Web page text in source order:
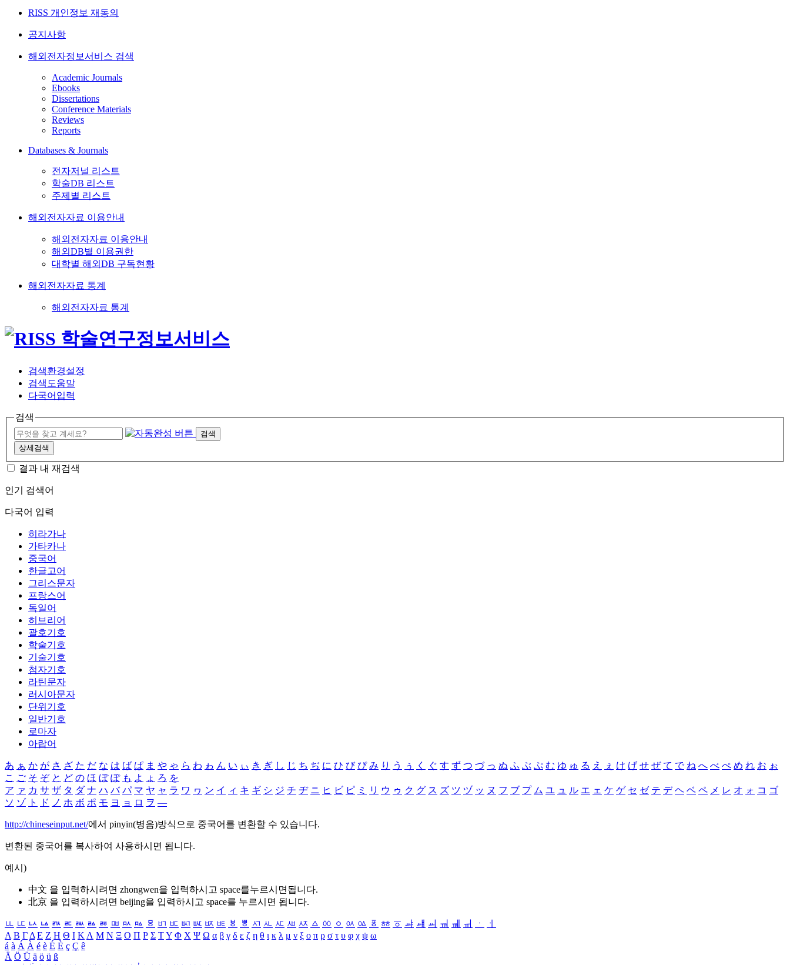
RISS 개인정보 재동의
공지사항
해외전자정보서비스 검색
Academic Journals
Ebooks
Dissertations
Conference Materials
Reviews
Reports
Databases & Journals
전자저널 리스트
학술DB 리스트
주제별 리스트
해외전자자료 이용안내
해외전자자료 이용안내
해외DB별 이용권한
대학별 해외DB 구독현황
해외전자자료 통계
해외전자자료 통계
검색환경설정
검색도움말
다국어입력
검색
검색
상세검색
결과 내 재검색
인기 검색어
다국어 입력
히라가나
가타카나
중국어
한글고어
그리스문자
프랑스어
독일어
히브리어
괄호기호
학술기호
기술기호
첨자기호
라틴문자
러시아문자
단위기호
일반기호
로마자
아랍어
あ ぁ か が さ ざ た だ な は ば ぱ ま や ゃ ら わ ゎ ん い ぃ き ぎ し じ ち ぢ に ひ び ぴ み り う ぅ く ぐ す ず つ づ っ ぬ ふ ぶ ぷ む ゆ ゅ る え ぇ け げ せ ぜ て で ね へ べ ぺ め れ お ぉ
こ ご そ ぞ と ど の ほ ぼ ぽ も よ ょ ろ を
ア ァ カ サ ザ タ ダ ナ ハ バ パ マ ヤ ャ ラ ワ ヮ ン イ ィ キ ギ シ ジ チ ヂ ニ ヒ ビ ピ ミ リ ウ ゥ ク グ ス ズ ツ ヅ ッ ヌ フ ブ プ ム ユ ュ ル エ ェ ケ ゲ セ ゼ テ デ ヘ ベ ペ メ レ オ ォ コ ゴ
ソ ゾ ト ド ノ ホ ボ ポ モ ヨ ョ ロ ヲ ―
http://chineseinput.net/에서 pinyin(병음)방식으로 중국어를 변환할 수 있습니다.
변환된 중국어를 복사하여 사용하시면 됩니다.
예시)
中文 을 입력하시려면 zhongwen을 입력하시고 space를누르시면됩니다.
北京 을 입력하시려면 beijing을 입력하시고 space를 누르시면 됩니다.
ㅥ ㅦ ㅧ ㅨ ㅩ ㅪ ㅫ ㅬ ㅭ ㅮ ㅯ ㅰ ㅱ ㅲ ㅳ ㅴ ㅵ ㅶ ㅷ ㅸ ㅹ ㅺ ㅻ ㅼ ㅽ ㅾ ㅿ ㆀ ㆁ ㆂ ㆃ ㆄ ㆅ ㆆ ㆇ ㆈ ㆉ ㆊ ㆋ ㆌ ㆍ
ㆎ
Α Β ΓΔ Ε Ζ Η Θ Ι ΚΛ Μ Ν Ξ Ο Π Ρ Σ ΤΥ Φ Χ Ψ Ω α β γ δ ε ζ η θ ι κ λ μ ν ξ ο π ρ σ τ υ φ χ ψ ω
á à Á À é è É È ç Ç ê
Ä Ö Ü ä ö ü ß